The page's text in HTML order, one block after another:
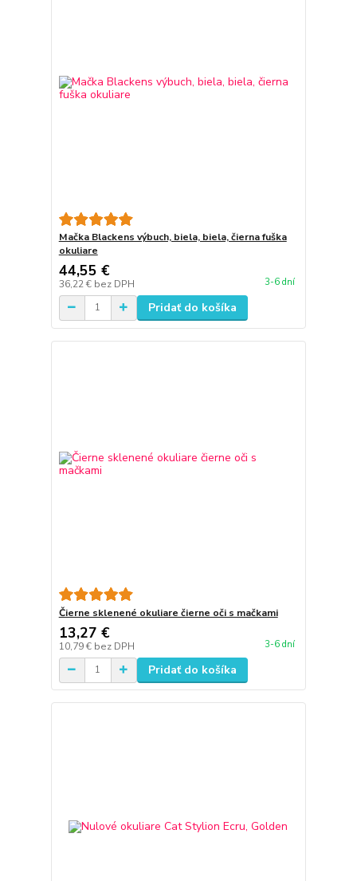
Mačka Blackens výbuch, biela, biela, čierna fuška
okuliare
44,55 €
36,22 € bez DPH 3-6 dní
Pridať do košíka
Čierne sklenené okuliare čierne oči s mačkami
13,27 €
10,79 € bez DPH 3-6 dní
Pridať do košíka